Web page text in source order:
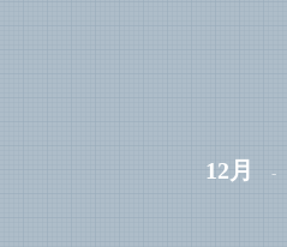
12月